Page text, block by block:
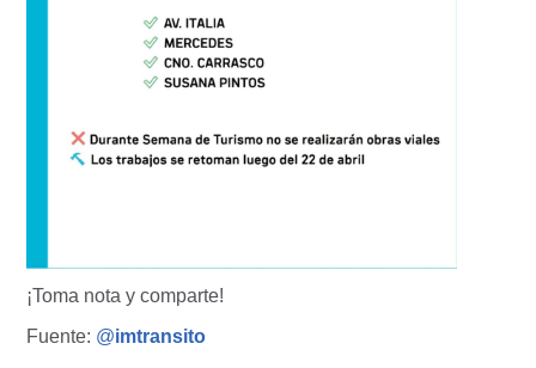
¡Toma nota y comparte!
Fuente: @imtransito